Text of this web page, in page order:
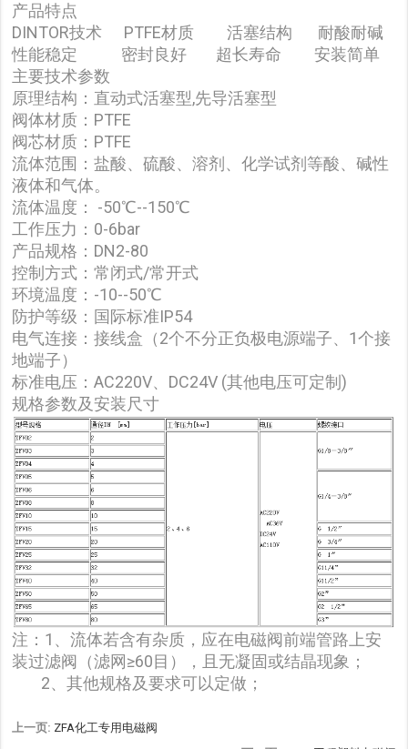
产品特点
DINTOR技术 PTFE材质 活塞结构 耐酸耐碱
性能稳定 密封良好 超长寿命 安装简单
主要技术参数
原理结构：直动式活塞型,先导活塞型
阀体材质：PTFE
阀芯材质：PTFE
流体范围：盐酸、硫酸、溶剂、化学试剂等酸、碱性
液体和气体。
流体温度： -50℃--150℃
工作压力：0-6bar
产品规格：DN2-80
控制方式：常闭式/常开式
环境温度：-10--50℃
防护等级：国际标准IP54
电气连接：接线盒（2个不分正负极电源端子、1个接
地端子）
标准电压：AC220V、DC24V (其他电压可定制)
规格参数及安装尺寸
注：1、流体若含有杂质，应在电磁阀前端管路上安
装过滤阀（滤网≥60目），且无凝固或结晶现象；
2、其他规格及要求可以定做；
上一页: ZFA化工专用电磁阀